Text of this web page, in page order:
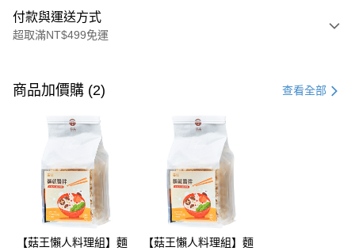
付款與運送方式
超取滿NT$499免運
信用卡一次付款
超商取貨付款
Apple Pay
街口支付
悠遊付
商品加價購 (2) 查看全部
【菇王懶人料理組】麵
【菇王懶人料理組】麵